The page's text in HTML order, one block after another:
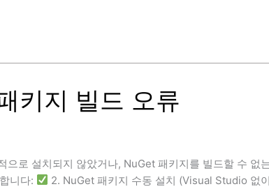
키지 빌드 오류
로 설치되지 않았거나, NuGet 패키지를 빌드할 수 없
니다:
2. NuGet 패키지 수동 설치 (Visual Studio 없